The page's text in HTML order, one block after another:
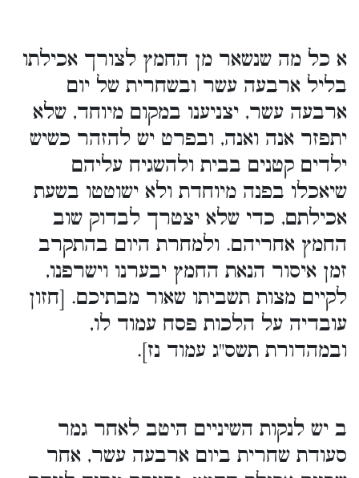
א כל מה שנשאר מן החמץ לצורך אכילתו
בליל ארבעה עשר ובשחרית של יום
ארבעה עשר, יצניענו במקום מיוחד, שלא
יתפזר אנה ואנה, ובפרט יש להזהר כשיש
ילדים קטנים בבית ולהשגיח עליהם
שיאכלו בפנה מיוחדת ולא ישוטטו בשעת
אכילתם, כדי שלא יצטרך לבדוק שוב
החמץ אחריהם. ולמחרת היום בהתקרב
זמן איסור הנאת החמץ יבערנו וישרפנו,
לקיים מצות תשביתו שאור מבתיכם. [חזון
עובדיה על הלכות פסח עמוד לו,
ובמהדורת תשס"ג עמוד נז].
ב יש לנקות השיניים היטב לאחר גמר
סעודת שחרית ביום ארבעה עשר, אחר